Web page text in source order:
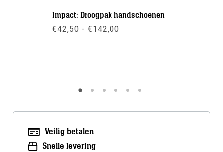
Impact: Droogpak handschoenen
€42,50 - €142,00
Veilig betalen
Snelle levering